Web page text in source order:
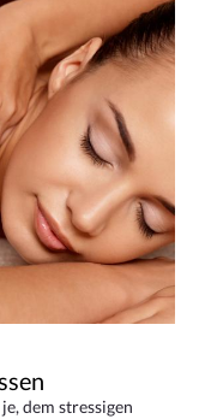
dem stressigen